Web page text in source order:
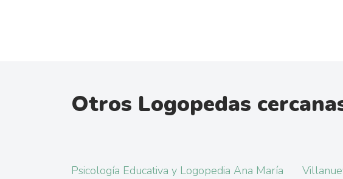
Otros Logopedas
Psicología Educativa y Logopedia Ana María